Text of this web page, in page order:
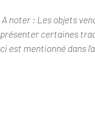
A noter : Les objets
présenter certaines
ci est mentionné dans